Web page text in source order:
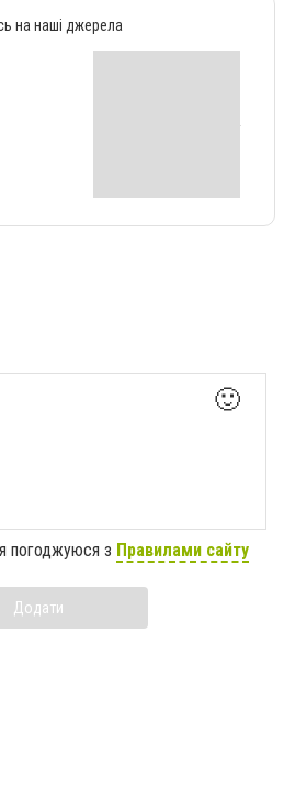
на наші джерела
🙂
погоджуюся з Правилами сайту
Додати